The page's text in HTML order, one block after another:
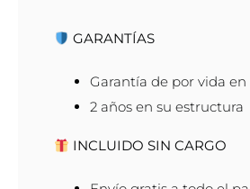
GARANTÍAS
Garantía de por vida
2 años en su estructura
INCLUIDO SIN CARGO